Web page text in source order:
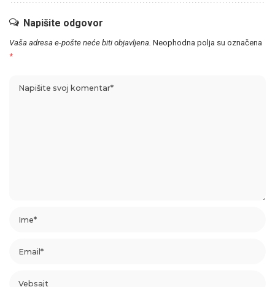
Napišite odgovor
Vaša adresa e-pošte neće biti objavljena. Neophodna polja su označena
*